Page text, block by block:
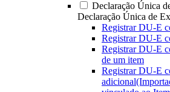
Declaração Única
Declaração Única de
Registrar DU-E
Registrar DU-E
Registrar DU-E
de um item
Registrar DU-E